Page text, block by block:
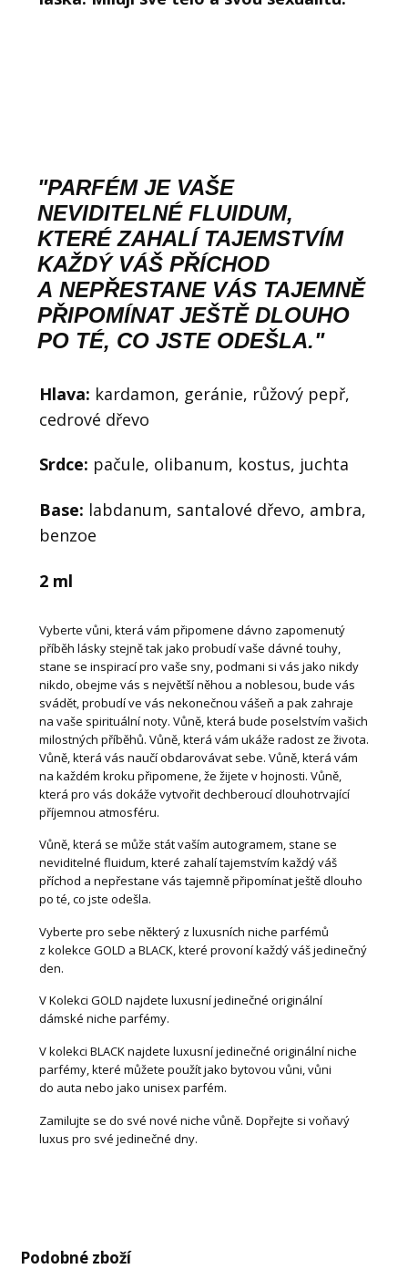
"PARFÉM JE VAŠE
NEVIDITELNÉ FLUIDUM,
KTERÉ ZAHALÍ TAJEMSTVÍM
KAŽDÝ VÁŠ PŘÍCHOD
A NEPŘESTANE VÁS TAJEMNĚ
PŘIPOMÍNAT JEŠTĚ DLOUHO
PO TÉ, CO JSTE ODEŠLA."
Hlava: kardamon, geránie, růžový pepř,
cedrové dřevo
Srdce: pačule, olibanum, kostus, juchta
Base: labdanum, santalové dřevo, ambra,
benzoe
2 ml
Vyberte vůni, která vám připomene dávno zapomenutý
příběh lásky stejně tak jako probudí vaše dávné touhy,
stane se inspirací pro vaše sny, podmani si vás jako nikdy
nikdo, obejme vás s největší něhou a noblesou, bude vás
svádět, probudí ve vás nekonečnou vášeň a pak zahraje
na vaše spirituální noty. Vůně, která bude poselstvím vašich
milostných příběhů. Vůně, která vám ukáže radost ze života.
Vůně, která vás naučí obdarovávat sebe. Vůně, která vám
na každém kroku připomene, že žijete v hojnosti. Vůně,
která pro vás dokáže vytvořit dechberoucí dlouhotrvající
příjemnou atmosféru.
Vůně, která se může stát vaším autogramem, stane se
neviditelné fluidum, které zahalí tajemstvím každý váš
příchod a nepřestane vás tajemně připomínat ještě dlouho
po té, co jste odešla.
Vyberte pro sebe některý z luxusních niche parfémů
z kolekce GOLD a BLACK, které provoní každý váš jedinečný
den.
V Kolekci GOLD najdete luxusní jedinečné originální
dámské niche parfémy.
V kolekci BLACK najdete luxusní jedinečné originální niche
parfémy, které můžete použít jako bytovou vůni, vůni
do auta nebo jako unisex parfém.
Zamilujte se do své nové niche vůně. Dopřejte si voňavý
luxus pro své jedinečné dny.
Podobné zboží